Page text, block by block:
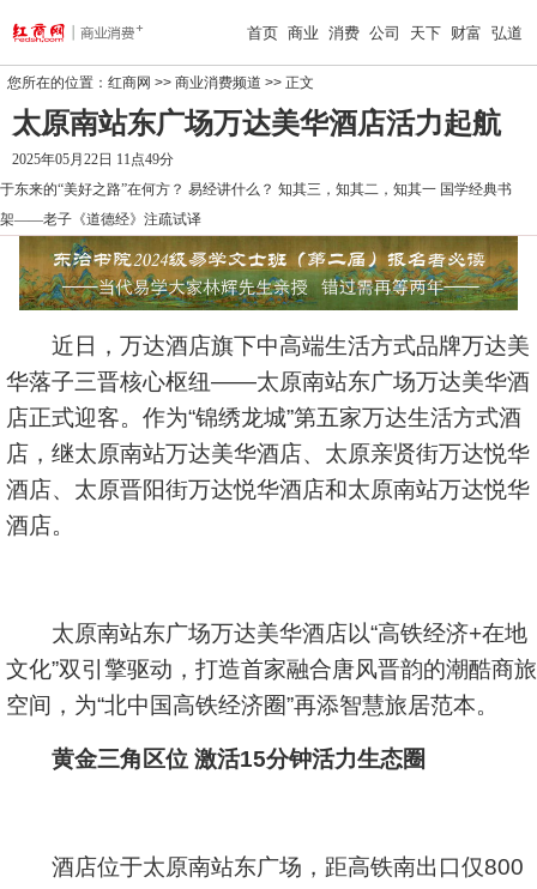
首页 商业 消费 公司 天下 财富 弘道
您所在的位置： 红商网 >> 商业消费频道 >> 正文
太原南站东广场万达美华酒店活力起航
2025年05月22日 11点49分
于东来的“美好之路”在何方？ 易经讲什么？ 知其三，知其二，知其一 国学经典书
架——老子《道德经》注疏试译
近日，万达酒店旗下中高端生活方式品牌万达美
华落子三晋核心枢纽——太原南站东广场万达美华酒
店正式迎客。作为“锦绣龙城”第五家万达生活方式酒
店，继太原南站万达美华酒店、太原亲贤街万达悦华
酒店、太原晋阳街万达悦华酒店和太原南站万达悦华
酒店。
太原南站东广场万达美华酒店以“高铁经济+在地
文化”双引擎驱动，打造首家融合唐风晋韵的潮酷商旅
空间，为“北中国高铁经济圈”再添智慧旅居范本。
黄金三角区位 激活15分钟活力生态圈
酒店位于太原南站东广场，距高铁南出口仅800